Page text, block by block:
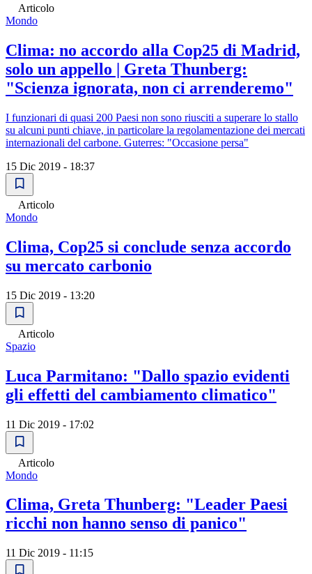
Articolo
Mondo
Clima: no accordo alla Cop25 di Madrid,
solo un appello | Greta Thunberg:
"Scienza ignorata, non ci arrenderemo"
I funzionari di quasi 200 Paesi non sono riusciti a superare lo stallo
su alcuni punti chiave, in particolare la regolamentazione dei mercati
internazionali del carbone. Guterres: "Occasione persa"
15 Dic 2019 - 18:37
Articolo
Mondo
Clima, Cop25 si conclude senza accordo
su mercato carbonio
15 Dic 2019 - 13:20
Articolo
Spazio
Luca Parmitano: "Dallo spazio evidenti
gli effetti del cambiamento climatico"
11 Dic 2019 - 17:02
Articolo
Mondo
Clima, Greta Thunberg: "Leader Paesi
ricchi non hanno senso di panico"
11 Dic 2019 - 11:15